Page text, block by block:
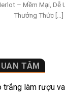
TÂM
trắng làm rượu
– Mềm Mại, Dễ
Thưởng Thức [...]